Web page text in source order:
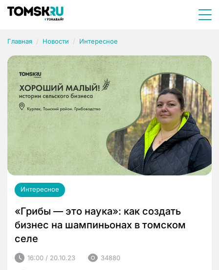
Главная Новости Интересное
Интересное
«Грибы — это наука»: как создать
бизнес на шампиньонах в томском
селе
16:00 / 20.10.23 34880